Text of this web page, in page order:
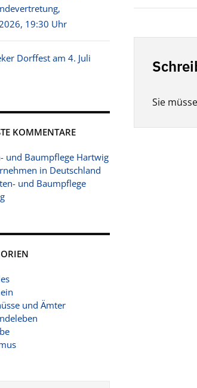
19:30 Uhr
Dorffest am 4. Juli
KOMMENTARE
und Baumpflege Hartwig
in Deutschland
und Baumpflege
und Ämter
Sie